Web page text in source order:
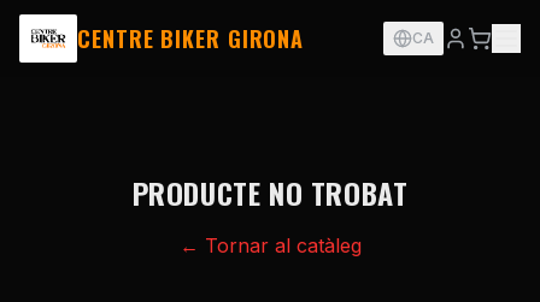
CENTRE BIKER GIRONA CA
PRODUCTE NO TROBAT
← Tornar al catàleg